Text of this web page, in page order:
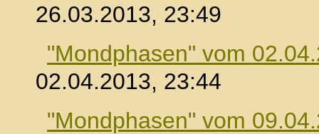
26.03.2013, 23:49
"Mondphasen" vom
02.04.2013, 23:44
"Mondphasen" vom